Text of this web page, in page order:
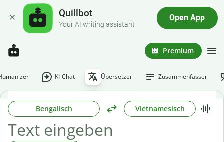
Quillbot
Your AI writing assistant
Open App
Premium
KI-Chat Übersetzer Zusammenfasser
Bengalisch Vietnamesisch